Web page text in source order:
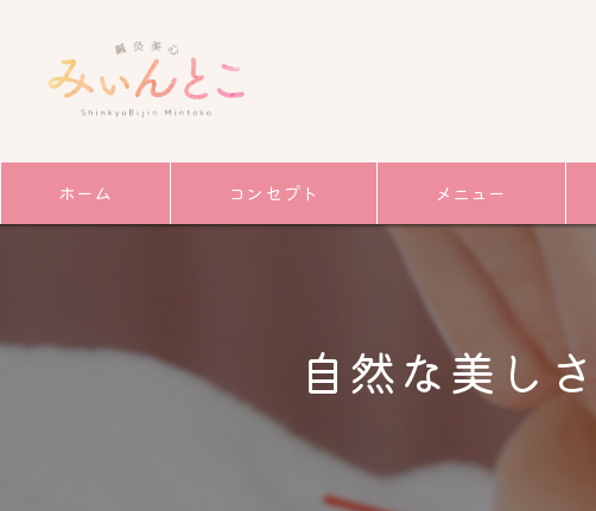
ホーム コンセプト メニュー
自然な美し